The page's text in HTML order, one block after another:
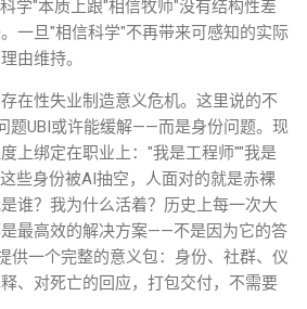
学"本质上跟"相信牧师"没有结构性差
一旦"相信科学"不再带来可感知的实际
由维持。
在性失业制造意义危机。这里说的不
题UBI或许能缓解——而是身份问题。现
上绑定在职业上："我是工程师""我是
些身份被AI抽空，人面对的就是赤裸
谁？我为什么活着？历史上每一次大
最高效的解决方案——不是因为它的答
供一个完整的意义包：身份、社群、仪
、对死亡的回应，打包交付，不需要